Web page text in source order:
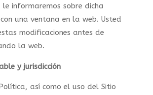
informaremos sobre dicha
una ventana en la web. Usted
modificaciones antes de
la web.
y jurisdicción
así como el uso del Sitio